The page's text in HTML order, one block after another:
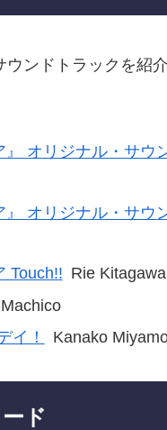
ウンドトラックを紹
』 オリジナル・サウ
』 オリジナル・サウ
Touch!! Rie Kitagawa
Machico
イ！ Kanako
ド